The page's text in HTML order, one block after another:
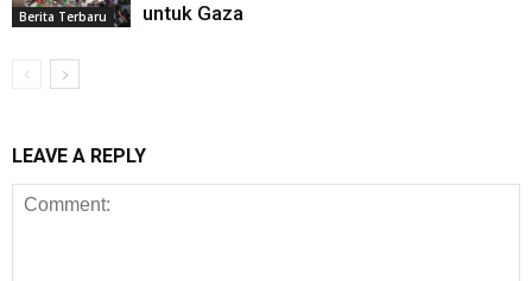
Berita Terbaru
untuk Gaza
LEAVE A REPLY